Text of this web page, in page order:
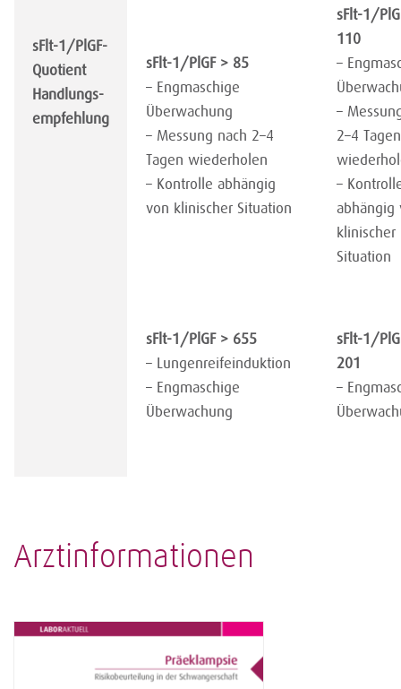
sFlt-1/PlGF-
Quotient
Handlungs-
empfehlung
sFlt-1/PlGF > 85
– Engmaschige
Überwachung
– Messung nach​ 2–4
Tagen wiederholen
– Kontrolle abhängig
von klinischer Situation
sFlt-1/
110
–
–
2–4 Tagen
–
abhängig
klinischer
Situation
sFlt-1/PlGF > 655
– Lungenreifeinduktion
– Engmaschige
Überwachung
sFlt-1/
201
–
Arztinformationen